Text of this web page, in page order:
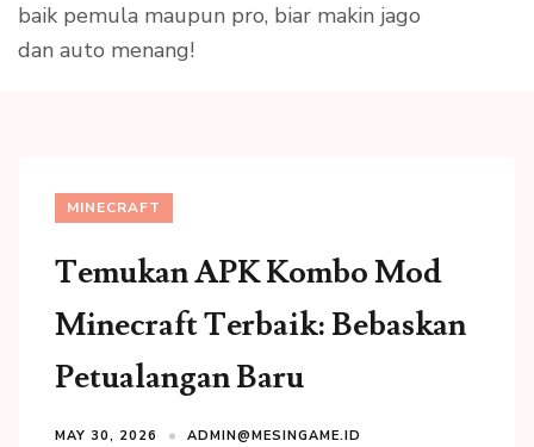
baik pemula maupun pro, biar makin jago
dan auto menang!
MINECRAFT
Temukan APK Kombo Mod
Minecraft Terbaik: Bebaskan
Petualangan Baru
MAY 30, 2026 ADMIN@MESINGAME.ID